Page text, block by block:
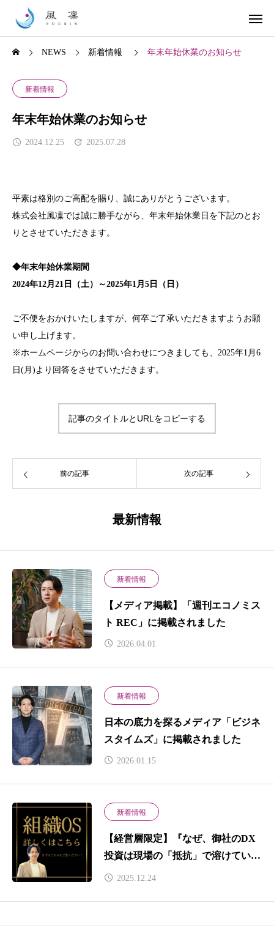
NEWS 新着情報 年末年始休業のお知らせ
新着情報
年末年始休業のお知らせ
2024.12.25 2025.07.28
平素は格別のご高配を賜り、誠にありがとうございます。
株式会社風凜では誠に勝手ながら、年末年始休業日を下記のとお
りとさせていただきます。
◆年末年始休業期間
2024年12月21日（土）～2025年1月5日（日）
ご不便をおかけいたしますが、何卒ご了承いただきますようお願
い申し上げます。
※ホームページからのお問い合わせにつきましても、2025年1月6
日(月)より回答をさせていただきます。
記事のタイトルとURLをコピーする
前の記事 次の記事
最新情報
新着情報
【メディア掲載】「週刊エコノミス
ト REC」に掲載されました
2026.04.01
新着情報
日本の底力を探るメディア「ビジネ
スタイムズ」に掲載されました
2026.01.15
新着情報
【経営層限定】『なぜ、御社のDX
投資は現場の「抵抗」で溶けていく
のか？』の解説動画・詳細について
2025.12.24